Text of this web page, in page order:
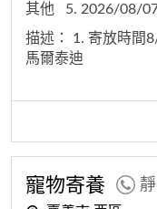
其他
5. 2026/08/
描述： 1. 寄放時間
馬爾泰迪
寵物寄養